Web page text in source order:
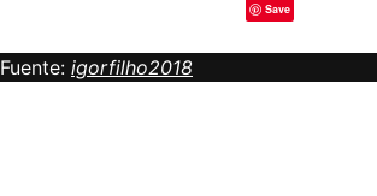
Save
Fuente: igorfilho2018